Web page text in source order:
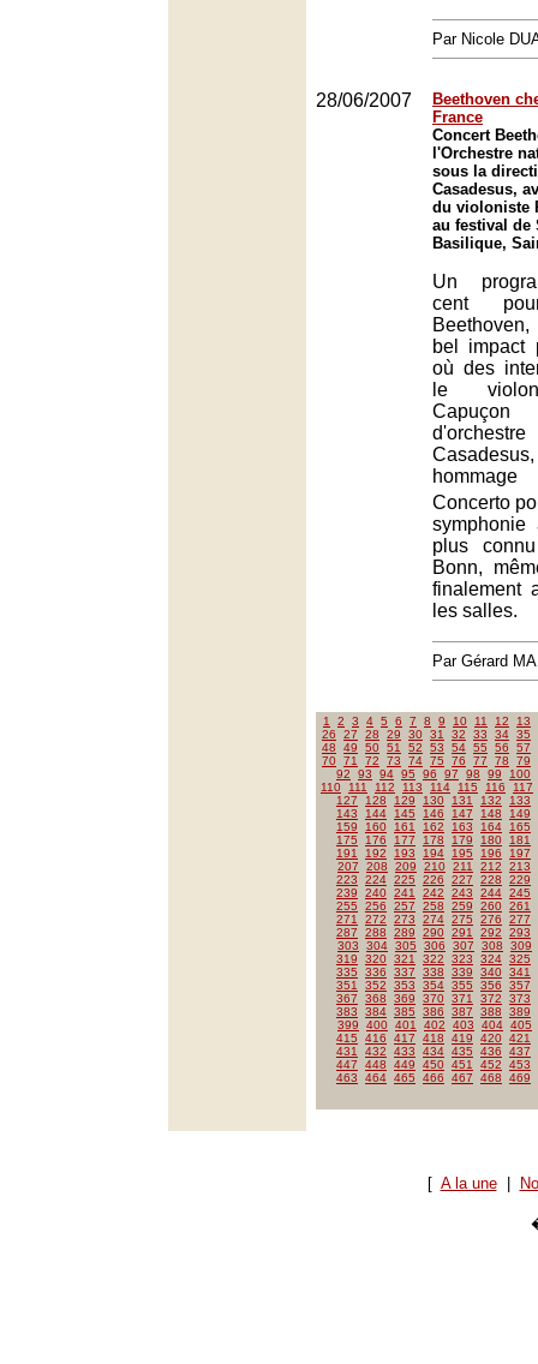
Par Nicole
28/06/2007
Beethoven
France
Concert
l'Orchestre
sous la
Casadesus,
du violoniste
au festival de
Basilique,
Un
cent
bel impact
où des
le
Concerto
symphonie
plus
Bonn,
finalement
les salles.
Par Gérard
1 2 3 4 5 6 7 8 9 10 11 12
13
26
27 28 29 30 31 32 33 34 35
48
49 50 51 52 53 54 55 56
57
70 71 72 73 74 75 76 77 78
79
92
93 94 95 96 97 98 99
100
110
111 112 113 114 115 116
117
127
128 129 130 131 132
133
143
144 145 146 147 148
149
159
160 161 162 163 164
165
175
176 177 178 179 180
181
191
192 193 194 195 196
197
207
208 209 210 211 212
213
223
224 225 226 227 228
229
239
240 241 242 243 244 245
255
256 257 258 259 260 261
271
272 273 274 275 276
277
287
288 289 290 291 292
293
303
304 305 306 307 308
309
319
320 321 322 323 324 325
335
336 337 338 339 340 341
351
352 353 354 355 356
357
367
368 369 370 371 372
373
383
384 385 386 387 388
389
399
400 401 402 403 404 405
415
416 417 418 419 420 421
431
432 433 434 435 436
437
447
448 449 450 451 452
453
463
464 465 466 467 468 469
[ A la une|